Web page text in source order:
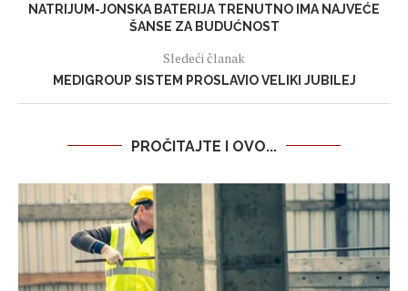
NATRIJUM-JONSKA BATERIJA TRENUTNO IMA NAJVEĆE
ŠANSE ZA BUDUĆNOST
Sledeći članak
MEDIGROUP SISTEM PROSLAVIO VELIKI JUBILEJ
PROČITAJTE I OVO...